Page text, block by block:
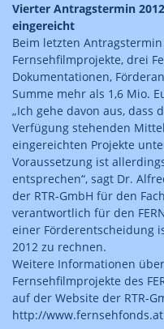
Vierter Antragstermin
eingereicht
Beim letzten
Fernsehfilmprojekte, drei
Dokumentationen,
Summe mehr als 1,6 Mio.
„Ich gehe davon aus, dass
Verfügung stehenden
eingereichten Projekte
Voraussetzung ist
entsprechen“, sagt Dr.
der RTR-GmbH für den
verantwortlich für den
einer Förderentscheidung
2012 zu rechnen.
Weitere Informationen
Fernsehfilmprojekte des
auf der Website der RTR-
http://